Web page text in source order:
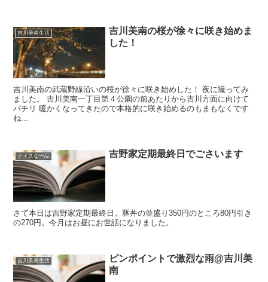
吉川美南生活
吉川美南の桜が徐々に咲き始めま
した！
吉川美南の武蔵野線沿いの桜が徐々に咲き始めした！ 夜に撮ってみ
ました。 吉川美南一丁目第４公園の前あたりから吉川方面に向けて
パチリ 暖かくなってきたので本格的に咲き始めるのもまもなくです
ね...
ナイスな一品 吉野家定期最終日でごさいます
さて本日は吉野家定期最終日。豚丼の並盛り350円のところ80円引き
の270円。今月はお昼にお世話になりました。
吉川美南生活
ピンポイントで激烈な雨@吉川美
南